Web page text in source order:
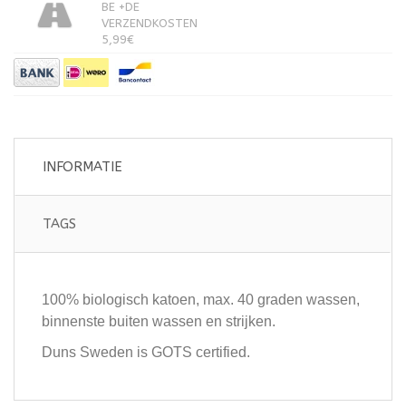
BE +DE
VERZENDKOSTEN
5,99€
INFORMATIE
TAGS
100% biologisch katoen, max. 40 graden wassen,
binnenste buiten wassen en strijken.
Duns Sweden is GOTS certified.